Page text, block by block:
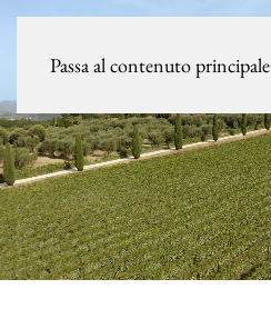
Passa al contenuto principale